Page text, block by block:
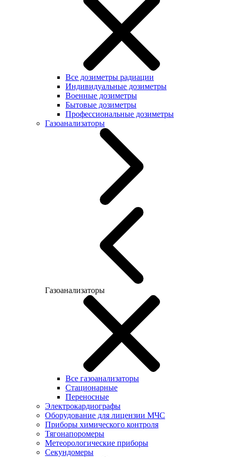
Все дозиметры радиации
Индивидуальные дозиметры
Военные дозиметры
Бытовые дозиметры
Профессиональные дозиметры
Газоанализаторы
Газоанализаторы
Все газоанализаторы
Cтационарные
Переносные
Электрокардиографы
Оборудование для лицензии МЧС
Приборы химического контроля
Тягонапоромеры
Метеорологические приборы
Секундомеры